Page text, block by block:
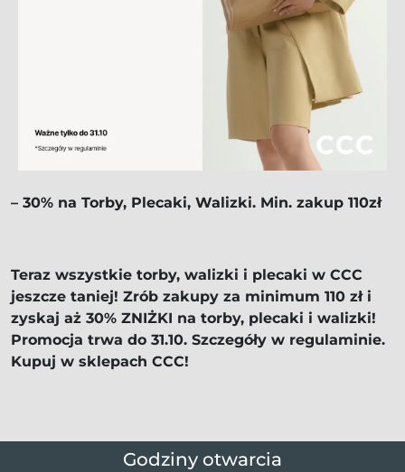
– 30% na Torby, Plecaki, Walizki. Min. zakup 110zł
Teraz wszystkie torby, walizki i plecaki w CCC
jeszcze taniej! Zrób zakupy za minimum 110 zł i
zyskaj aż 30% ZNIŻKI na torby, plecaki i walizki!
Promocja trwa do 31.10. Szczegóły w regulaminie.
Kupuj w sklepach CCC!
Godziny otwarcia